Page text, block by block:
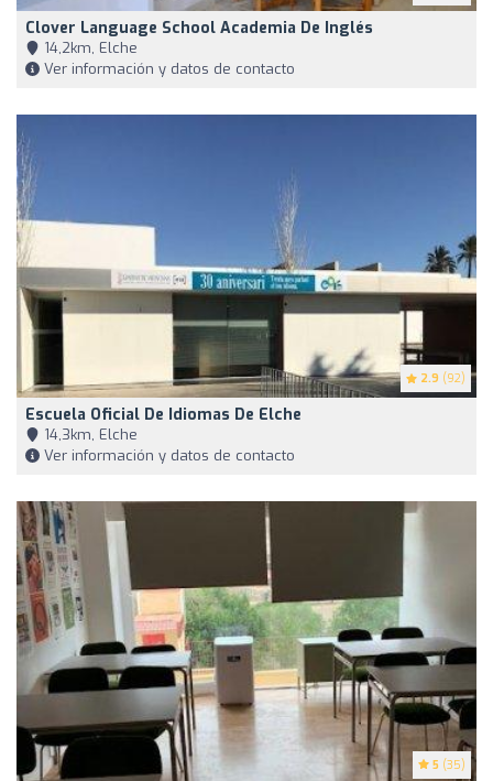
Clover Language School Academia De Inglés
14,2km, Elche
Ver información y datos de contacto
2.9 (92)
Escuela Oficial De Idiomas De Elche
14,3km, Elche
Ver información y datos de contacto
5 (35)